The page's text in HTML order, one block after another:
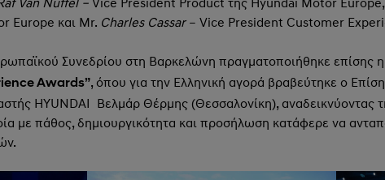
Europe και Mr. Charles Cassar – Vice President Customer
Συνεδρίου στη Βαρκελώνη πραγματοποιήθηκε επίσης
Awards”, όπου για την Ελληνική αγορά βραβεύτηκε ο
HYUNDAI Βελμάρ Θέρμης (Θεσσαλονίκη), αναδεικνύοντας
με πάθος, δημιουργικότητα και προσήλωση κατάφερε να